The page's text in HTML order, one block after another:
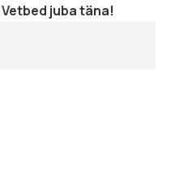
juba täna!